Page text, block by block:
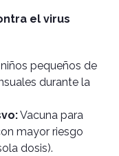
el virus
pequeños de
durante la
Vacuna para
mayor riesgo
dosis).